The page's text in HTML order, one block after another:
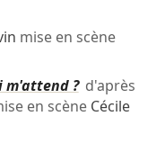
mise en scène
m'attend ?d'après
en scène Cécile